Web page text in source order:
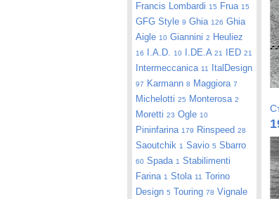
Francis Lombardi 15 Frua 15
GFG Style 9 Ghia 126 Ghia
Aigle 10 Giannini 2 Heuliez
16 I.A.D. 10 I.DE.A 21 IED 21
Intermeccanica 11 ItalDesign
97 Karmann 8 Maggiora 7
Michelotti 25 Monterosa 2
Moretti 23 Ogle 10
Pininfarina 179 Rinspeed 28
Saoutchik 1 Savio 5 Sbarro
60 Spada 1 Stabilimenti
Farina 1 Stola 11 Torino
Design 5 Touring 78 Vignale